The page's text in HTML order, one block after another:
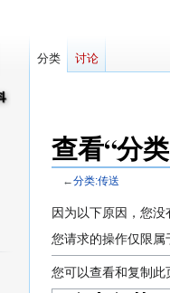
查看“分
←分类:传送
跳
转
导
跳
转
搜
因为以下原因，您没
您请求的操作仅限属
您可以查看和复制此
分类 讨论